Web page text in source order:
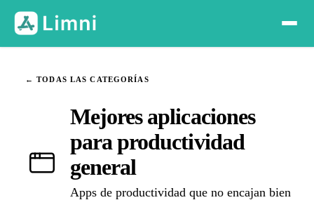
← TODAS LAS CATEGORÍAS
Mejores aplicaciones
para productividad
general
Apps de productividad que no encajan bien